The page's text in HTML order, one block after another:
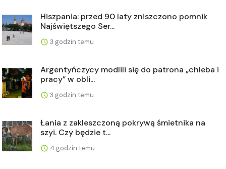
Hiszpania: przed 90 laty zniszczono pomnik
Najświętszego Ser...
3 godzin temu
Argentyńczycy modlili się do patrona „chleba i
pracy” w obli...
3 godzin temu
Łania z zakleszczoną pokrywą śmietnika na
szyi. Czy będzie t...
4 godzin temu